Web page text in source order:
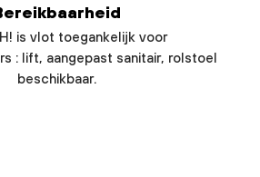
is vlot toegankelijk voor
: lift, aangepast sanitair, rolstoel
beschikbaar.